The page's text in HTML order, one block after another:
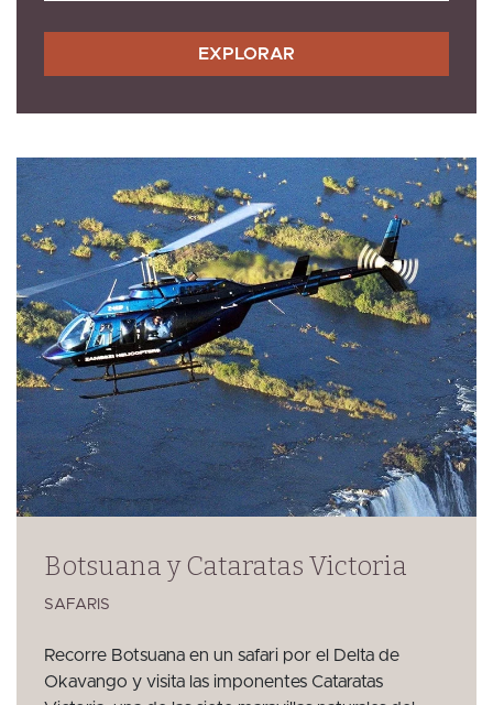
EXPLORAR
Botsuana y Cataratas Victoria
SAFARIS
Recorre Botsuana en un safari por el Delta de
Okavango y visita las imponentes Cataratas